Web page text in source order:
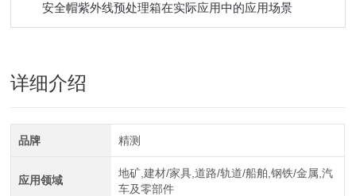
安全帽紫外线预处理箱在实际应用中的应用场景
详细介绍
品牌 精测
应用领域
地矿,建材/家具,道路/轨道/船舶,钢铁/金属,汽
车及零部件